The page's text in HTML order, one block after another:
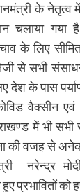
के नेतृत्व
चलाया गया
के लिए
से सभी
देश के पास
वैक्सीन
में भी सभी
की वजह से
नरेन्द्र
प्रभावितों को